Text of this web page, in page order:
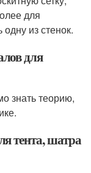
для
из стенок.
для
знать теорию,
тента, шатра